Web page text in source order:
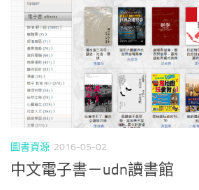
圖書資源 2016-05-02
中文電子書－udn讀書館